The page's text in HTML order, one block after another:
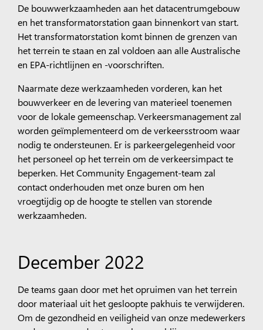
De bouwwerkzaamheden aan het datacentrumgebouw
en het transformatorstation gaan binnenkort van start.
Het transformatorstation komt binnen de grenzen van
het terrein te staan en zal voldoen aan alle Australische
en EPA-richtlijnen en -voorschriften.
Naarmate deze werkzaamheden vorderen, kan het
bouwverkeer en de levering van materieel toenemen
voor de lokale gemeenschap. Verkeersmanagement zal
worden geïmplementeerd om de verkeersstroom waar
nodig te ondersteunen. Er is parkeergelegenheid voor
het personeel op het terrein om de verkeersimpact te
beperken. Het Community Engagement-team zal
contact onderhouden met onze buren om hen
vroegtijdig op de hoogte te stellen van storende
werkzaamheden.
December 2022
De teams gaan door met het opruimen van het terrein
door materiaal uit het gesloopte pakhuis te verwijderen.
Om de gezondheid en veiligheid van onze medewerkers